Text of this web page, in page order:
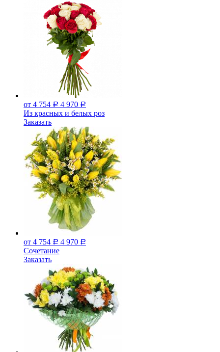
от 4 754 Р 4 970 Р
Из красных и белых роз
Заказать
от 4 754 Р 4 970 Р
Сочетание
Заказать